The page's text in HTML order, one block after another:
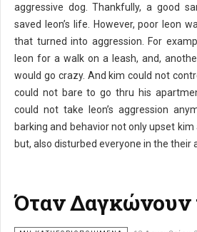
aggressive dog. Thankfully, a good
saved leon’s life. However, poor leon
that turned into aggression. For
leon for a walk on a leash, and,
would go crazy. And kim could not
could not bare to go thru his
could not take leon’s aggression
barking and behavior not only upset
but, also disturbed everyone in the their
Όταν Δαγκώνουν